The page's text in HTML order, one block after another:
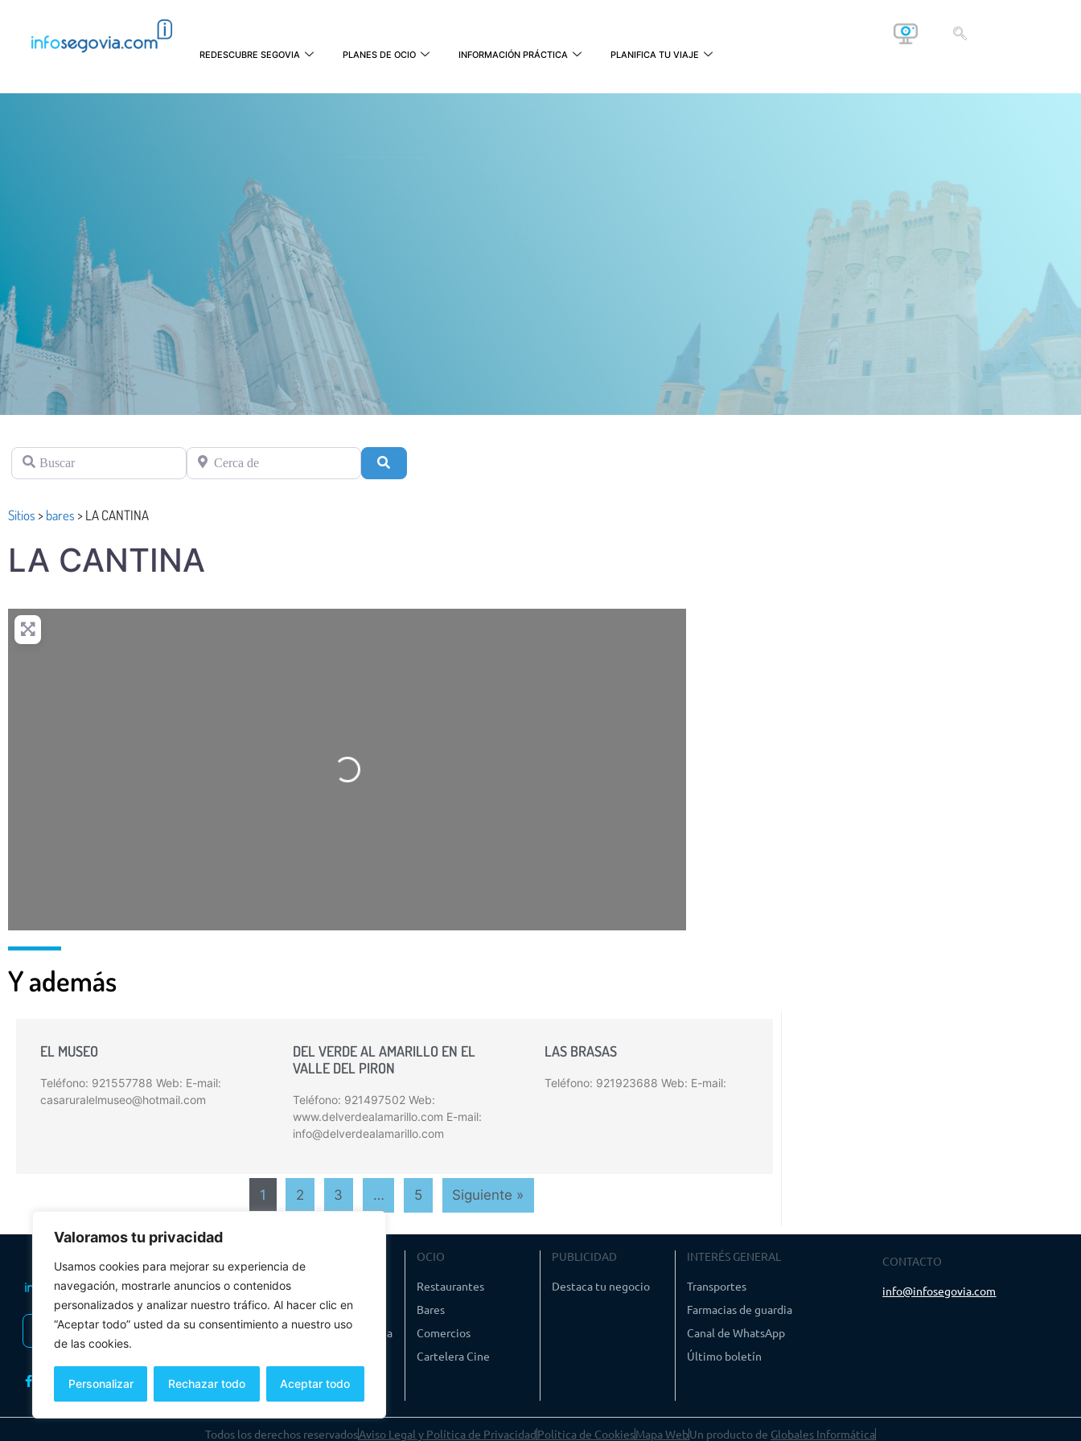
Valoramos tu privacidad
Usamos cookies para mejorar su experiencia de
navegación, mostrarle anuncios o contenidos
personalizados y analizar nuestro tráfico. Al hacer clic en
“Aceptar todo” usted da su consentimiento a nuestro uso
de las cookies.
Personalizar Rechazar todo Aceptar todo
REDESCUBRE SEGOVIA PLANES DE OCIO INFORMACIÓN PRÁCTICA PLANIFICA TU VIAJE
Buscar Cerca de
Sitios >bares >LA CANTINA
LA CANTINA
Cargando…
Y además
EL MUSEO
Teléfono: 921557788 Web: E-mail:
casaruralelmuseo@hotmail.com
DEL VERDE AL AMARILLO EN EL
VALLE DEL PIRON
Teléfono: 921497502 Web:
www.delverdealamarillo.com E-mail:
info@delverdealamarillo.com
LAS BRASAS
Teléfono: 921923688 Web: E-mail:
1 2 3 … 5 Siguiente »
INSCRIBIRSE AL BOLETÍN
Oficinas de turismo
Visitas Guiadas
Folletos y multimedia
OCIO
Restaurantes
Bares
Comercios
Cartelera Cine
PUBLICIDAD
Destaca tu negocio
INTERÉS GENERAL
Transportes
Farmacias de guardia
Canal de WhatsApp
Último boletín
CONTACTO
info@infosegovia.com
Todos los derechos reservadosAviso Legal y Política de PrivacidadPolítica de CookiesMapa WebUn producto de Globales Informática